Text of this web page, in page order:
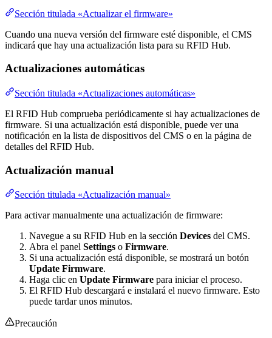
Sección titulada «Actualizar el firmware»
Cuando una nueva versión del firmware esté disponible, el CMS
indicará que hay una actualización lista para su RFID Hub.
Actualizaciones automáticas
Sección titulada «Actualizaciones automáticas»
El RFID Hub comprueba periódicamente si hay actualizaciones de
firmware. Si una actualización está disponible, puede ver una
notificación en la lista de dispositivos del CMS o en la página de
detalles del RFID Hub.
Actualización manual
Sección titulada «Actualización manual»
Para activar manualmente una actualización de firmware:
Navegue a su RFID Hub en la sección Devices del CMS.
Abra el panel Settings o Firmware.
Si una actualización está disponible, se mostrará un botón
Update Firmware.
Haga clic en Update Firmware para iniciar el proceso.
El RFID Hub descargará e instalará el nuevo firmware. Esto
puede tardar unos minutos.
Precaución